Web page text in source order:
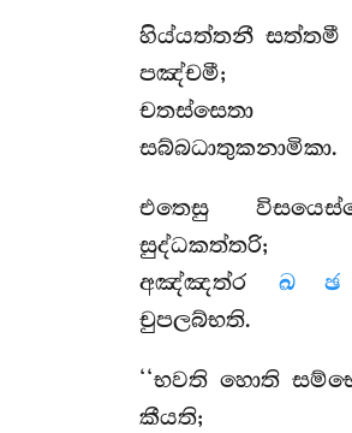
හිය්යත්තනී සත්තමී
පඤ්චමී;
චතස්සෙතා
සබ්බධාතුකනාමිකා.
එතෙසු
සුද්ධකත්තරි;
අඤ්ඤත්රඛ ඡ
චුපලබ්භති.
‘‘භවති හොති
කීයති;